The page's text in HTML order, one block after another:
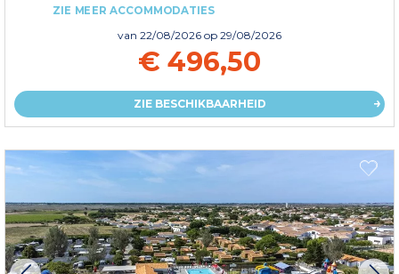
ZIE MEER ACCOMMODATIES
van 22/08/2026 op 29/08/2026
€ 496,50
ZIE BESCHIKBAARHEID